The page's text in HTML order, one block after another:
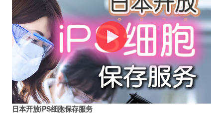
日本开放iPS细胞保存服务